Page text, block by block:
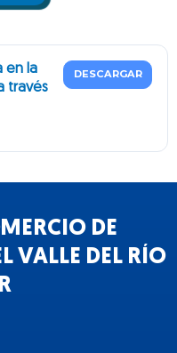
en la
través
DESCARGAR
DE
VALLE DEL RÍO